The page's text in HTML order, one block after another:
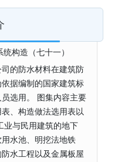
构造（七十一）
的防水材料在建筑防
据编制的国家建筑标
选用。 图集内容主要
、构造做法选用表以
业与民用建筑的地下
水池、明挖法地铁
水工程以及金属板屋